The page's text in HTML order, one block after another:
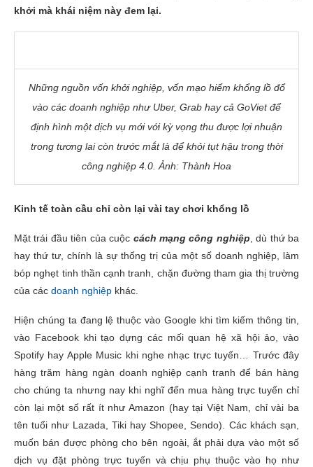
khởi mà khái niệm này đem lại.
Những nguồn vốn khởi nghiệp, vốn mạo hiểm khổng lồ đổ
vào các doanh nghiệp như Uber, Grab hay cả GoViet để
định hình một dịch vụ mới với kỳ vọng thu được lợi nhuận
trong tương lai còn trước mắt là để khỏi tụt hậu trong thời
công nghiệp 4.0. Ảnh: Thành Hoa
Kinh tế toàn cầu chỉ còn lại vài tay chơi khổng lồ
Mặt trái đầu tiên của cuộc cách mạng công nghiệp , dù thứ ba
hay thứ tư, chính là sự thống trị của một số doanh nghiệp, làm
bóp nghẹt tinh thần cạnh tranh, chặn đường tham gia thị trường
của các doanh nghiệp khác.
Hiện chúng ta đang lệ thuộc vào Google khi tìm kiếm thông tin,
vào Facebook khi tạo dựng các mối quan hệ xã hội ảo, vào
Spotify hay Apple Music khi nghe nhạc trực tuyến… Trước đây
hàng trăm hàng ngàn doanh nghiệp cạnh tranh để bán hàng
cho chúng ta nhưng nay khi nghĩ đến mua hàng trực tuyến chỉ
còn lại một số rất ít như Amazon (hay tại Việt Nam, chỉ vài ba
tên tuổi như Lazada, Tiki hay Shopee, Sendo). Các khách sạn,
muốn bán được phòng cho bên ngoài, ắt phải dựa vào một số
dịch vụ đặt phòng trực tuyến và chịu phụ thuộc vào họ như